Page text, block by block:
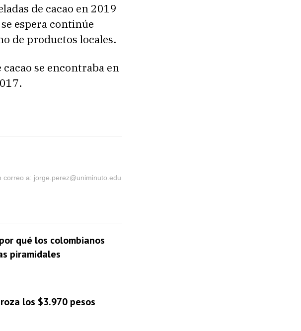
de cacao en 2019
espera continúe
de productos locales.
se encontraba en
a: jorge.perez@uniminuto.edu
qué los colombianos
piramidales
los $3.970 pesos